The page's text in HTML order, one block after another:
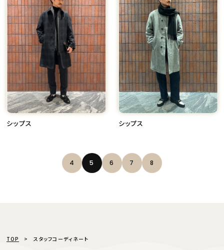
シップス シップス
4 5 6 7 8
TOP スタッフコーディネート